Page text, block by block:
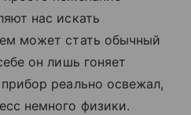
нас искать
может стать обычный
он лишь гоняет
реально освежал,
немного физики.